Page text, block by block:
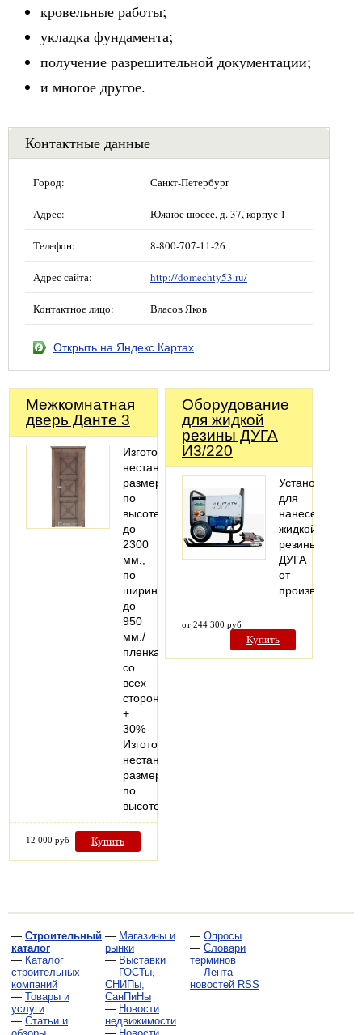
кровельные работы;
укладка фундамента;
получение разрешительной документации;
и многое другое.
Контактные данные
Город: Санкт-Петербург
Адрес: Южное шоссе, д. 37, корпус 1
Телефон: 8-800-707-11-26
Адрес сайта: http://domechty53.ru/
Контактное лицо: Власов Яков
Открыть на Яндекс.Картах
Межкомнатная
дверь Данте 3
Изготовление
нестандартных
размеров
по
высоте
до
2300
мм.,
по
ширине
до
950
мм./
пленка
со
всех
сторон
+
30%
Изготовление
нестандартных
размеров
по
высоте…
12 000 руб Купить
Оборудование
для жидкой
резины ДУГА
И3/220
Установка
для
нанесения
жидкой
резины
ДУГА
от
производителя
от 244 300 руб
Купить
— Строительный
каталог
— Каталог
строительных
компаний
— Товары и
услуги
— Статьи и
— Магазины и
рынки
— Выставки
— ГОСТы,
СНИПы,
СанПиНы
— Новости
недвижимости
— Опросы
— Словари
терминов
— Лента
новостей RSS